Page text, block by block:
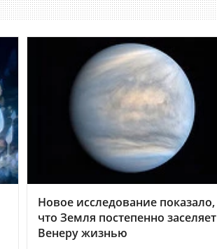
Новое исследование показало,
что Земля постепенно заселяет
Венеру жизнью